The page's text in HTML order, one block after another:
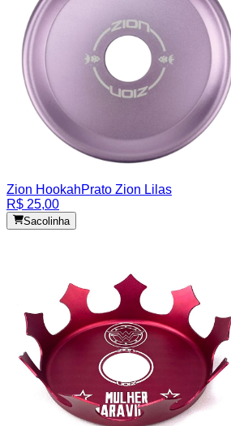
Zion HookahPrato Zion Lilas
R$ 25,00
Sacolinha